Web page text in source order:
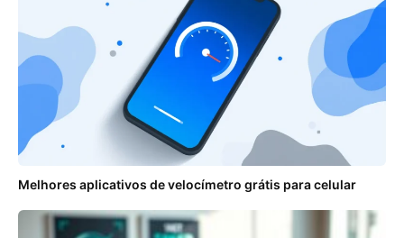
Melhores aplicativos de velocímetro grátis para celular